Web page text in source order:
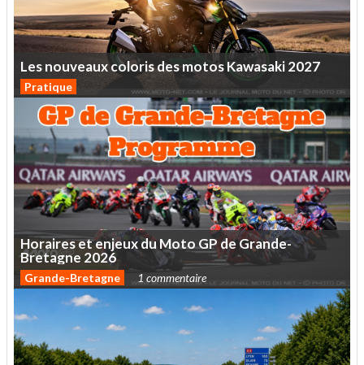
LesnouveauxcolorisdesmotosKawasaki2027
Pratique
HorairesetenjeuxduMotoGPdeGrande-
Bretagne 2026
Grande-Bretagne 1 commentaire